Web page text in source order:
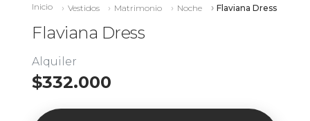
Inicio Vestidos Matrimonio Noche Flaviana Dress
Flaviana Dress
Alquiler
$332.000